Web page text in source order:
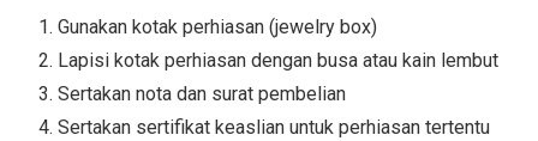
Gunakan kotak perhiasan (jewelry box)
Lapisi kotak perhiasan dengan busa atau kain lembut
Sertakan nota dan surat pembelian
Sertakan sertifikat keaslian untuk perhiasan tertentu